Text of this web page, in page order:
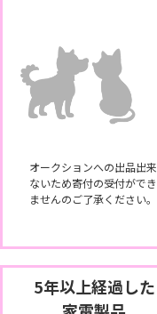
オークションへの出品出来
ないため寄付の受付ができ
ませんのご了承ください。
5年以上経過した